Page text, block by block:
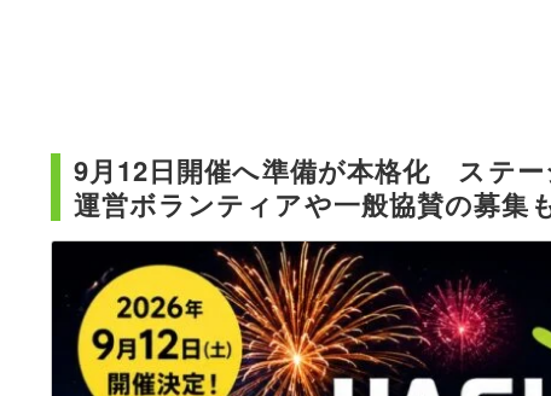
9月12日開催へ準備が本格化 ステー
運営ボランティアや一般協賛の募集